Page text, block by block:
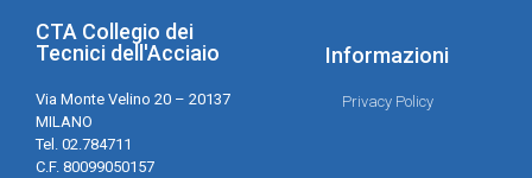
CTA Collegio dei
Tecnici dell'Acciaio
Via Monte Velino 20 – 20137
MILANO
Tel. 02.784711
C.F. 80099050157
Informazioni
Privacy Policy